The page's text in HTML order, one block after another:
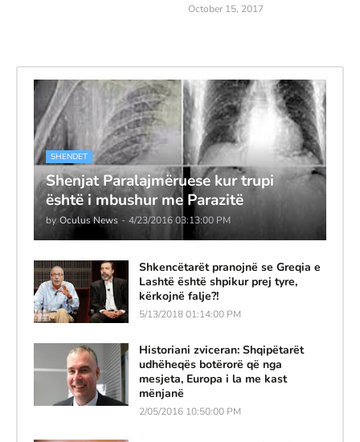
October 15, 2017
SHENDET
Shenjat Paralajmëruese kur trupi
është i mbushur me Parazitë
by Oculus News - 4/23/2016 03:13:00 PM
Shkencëtarët pranojnë se Greqia e
Lashtë është shpikur prej tyre,
kërkojnë falje?!
5/13/2018 01:14:00 PM
Historiani zviceran: Shqipëtarët
udhëheqës botërorë që nga
mesjeta, Europa i la me kast
mënjanë
2/05/2016 10:50:00 PM